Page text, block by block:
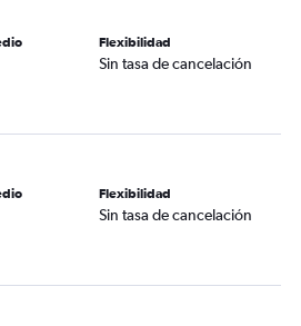
Flexibilidad
Sin tasa de cancelación
Flexibilidad
Sin tasa de cancelación